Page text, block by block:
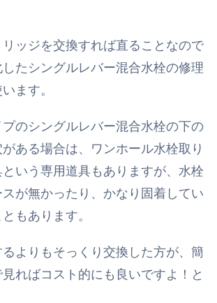
ッジを交換すれば直ることなので
たシングルレバー混合水栓の修理
ます。
のシングルレバー混合水栓の下の
ある場合は、ワンホール水栓取り
いう専用道具もありますが、水栓
が無かったり、かなり固着してい
もあります。
よりもそっくり交換した方が、簡
ればコスト的にも良いですよ！と